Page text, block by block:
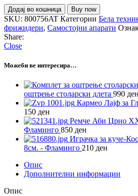
Додај во кошница Buy now
SKU: 800756AT Категории Бела
фрижидери, Самостојни апарати
Share:
Close
Можеби ве интересира…
оштрење столарски длета 990 ден
Кармео Лајф за
150 ден
Ремче Аби Црно
Фламинго 850 ден
Играчка за куче-
8см. - Фламинго 210 ден
Опис
Дополнителни информации
Опис